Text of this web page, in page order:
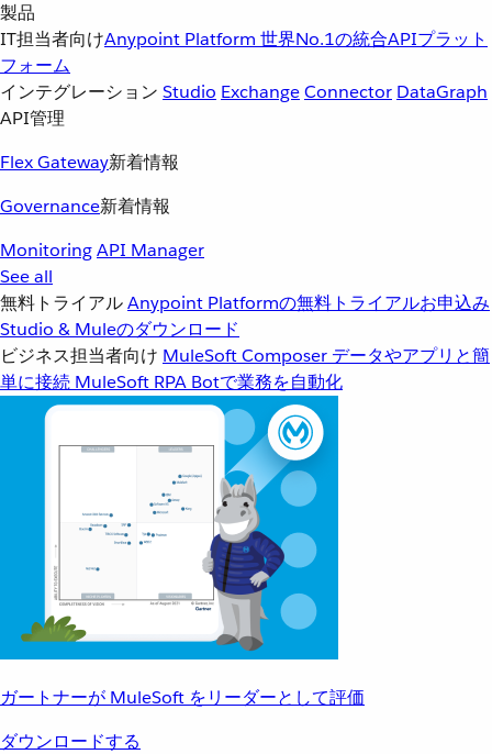
製品
IT担当者向けAnypoint Platform 世界No.1の統合APIプラット
フォーム
インテグレーション Studio ExchangeConnector DataGraph
API管理
Flex Gateway新着情報
Governance新着情報
MonitoringAPI Manager
See all
無料トライアルAnypoint Platformの無料トライアルお申込み
Studio & Muleのダウンロード
ビジネス担当者向け MuleSoft Composer データやアプリと簡
単に接続 MuleSoft RPA Botで業務を自動化
ガートナーが MuleSoft をリーダーとして評価
ダウンロードする